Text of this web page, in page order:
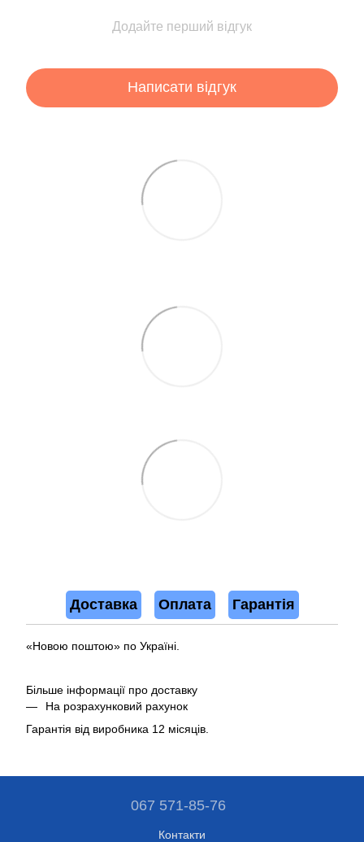
Додайте перший відгук
Написати відгук
Доставка Оплата Гарантія
«Новою поштою» по Україні.
Більше інформації про доставку
На розрахунковий рахунок
Гарантія від виробника 12 місяців.
067 571-85-76
Контакти